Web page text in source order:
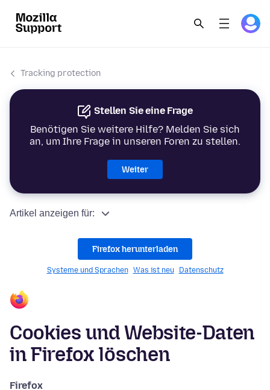
Tracking protection
Stellen Sie eine Frage
Benötigen Sie weitere Hilfe? Melden Sie sich
an, um Ihre Frage in unseren Foren zu stellen.
Weiter
Artikel anzeigen für:
Firefox herunterladen
Systeme und Sprachen Was ist neu Datenschutz
Cookies und Website-Daten
in Firefox löschen
Firefox